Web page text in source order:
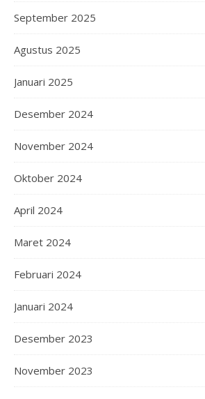
September 2025
Agustus 2025
Januari 2025
Desember 2024
November 2024
Oktober 2024
April 2024
Maret 2024
Februari 2024
Januari 2024
Desember 2023
November 2023